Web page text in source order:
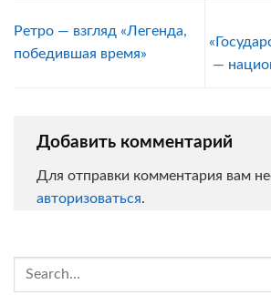
Ретро — взгляд «Легенда,
победившая время»
—
Добавить комментарий
Для отправки комментария вам
авторизоваться.